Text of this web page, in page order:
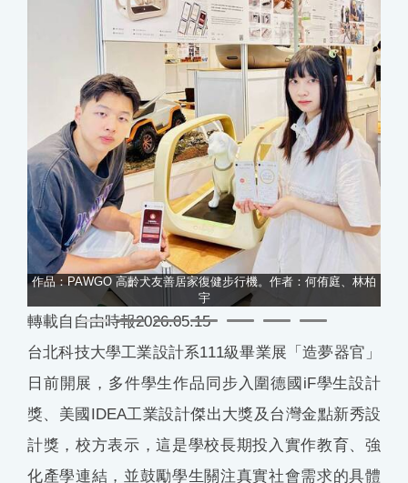
作品：PAWGO 高齡犬友善居家復健步行機。作者：何侑庭、林柏
宇
轉載自自由時報2026.05.15
台北科技大學工業設計系111級畢業展「造夢器官」
日前開展，多件學生作品同步入圍德國iF學生設計
獎、美國IDEA工業設計傑出大獎及台灣金點新秀設
計獎，校方表示，這是學校長期投入實作教育、強
化產學連結，並鼓勵學生關注真實社會需求的具體